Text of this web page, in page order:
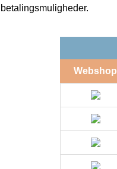
betalingsmuligheder.
Webshop